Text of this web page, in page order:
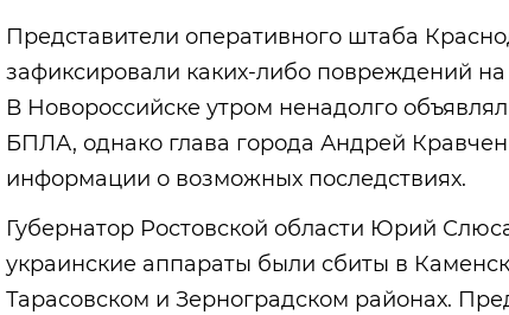
Представители оперативного штаба
зафиксировали каких-либо повреждений
В Новороссийске утром ненадолго
БПЛА, однако глава города Андрей
информации о возможных последствиях.
Губернатор Ростовской области Юрий
украинские аппараты были сбиты в
Тарасовском и Зерноградском районах.